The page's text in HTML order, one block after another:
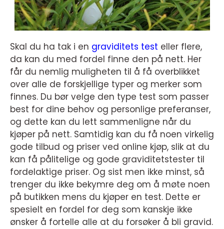
Skal du ha tak i en graviditets test eller flere,
da kan du med fordel finne den på nett. Her
får du nemlig muligheten til å få overblikket
over alle de forskjellige typer og merker som
finnes. Du bør velge den type test som passer
best for dine behov og personlige preferanser,
og dette kan du lett sammenligne når du
kjøper på nett. Samtidig kan du få noen virkelig
gode tilbud og priser ved online kjøp, slik at du
kan få pålitelige og gode graviditetstester til
fordelaktige priser. Og sist men ikke minst, så
trenger du ikke bekymre deg om å møte noen
på butikken mens du kjøper en test. Dette er
spesielt en fordel for deg som kanskje ikke
ønsker å fortelle alle at du forsøker å bli gravid.